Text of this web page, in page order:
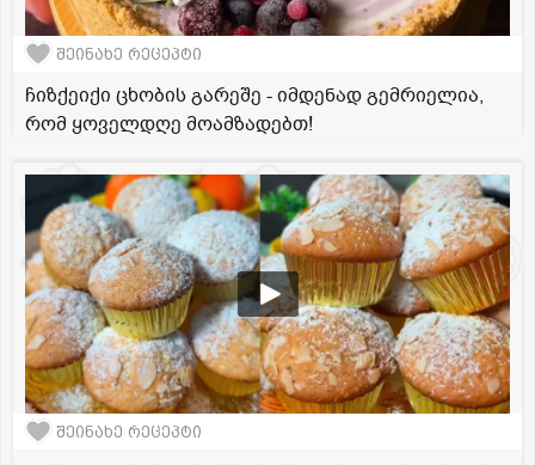
შეინახე რეცეპტი
ჩიზქეიქი ცხობის გარეშე - იმდენად გემრიელია,
რომ ყოველდღე მოამზადებთ!
შეინახე რეცეპტი